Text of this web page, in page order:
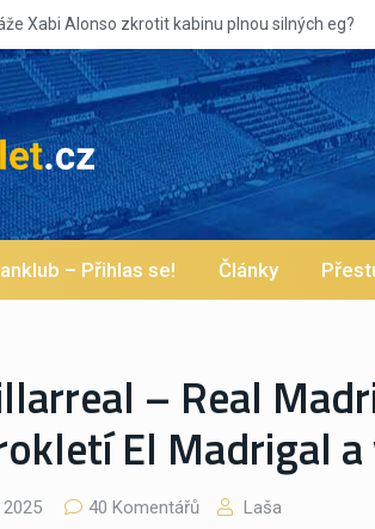
– Přihlas se! Články
– Real
El Madrigal
40 Komentářů Laša